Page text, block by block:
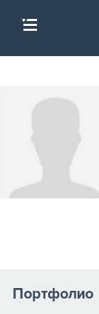
Портфолио